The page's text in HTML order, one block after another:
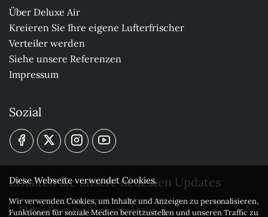
Über Deluxe Air
Kreieren Sie Ihre eigene Lufterfrischer
Verteiler werden
Siehe unsere Referenzen
Impressum
Sozial
Erhalten Sie unsere neuesten Updates
Abonnieren Sie unseren Newsletter
Diese Webseite verwendet Cookies.
Wir verwenden Cookies, um Inhalte und Anzeigen zu personalisieren,
Funktionen für soziale Medien bereitzustellen und unseren Traffic zu